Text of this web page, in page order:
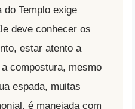
do Templo exige
deve conhecer os
estar atento a
compostura, mesmo
espada, muitas
é manejada com